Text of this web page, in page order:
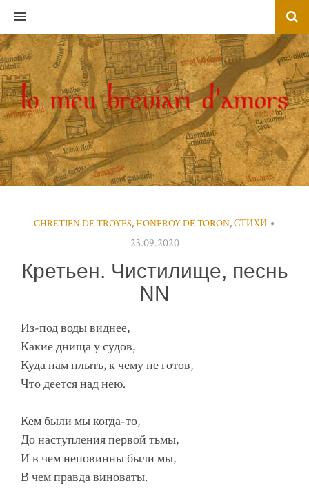
MENU
CHRETIEN DE TROYES,HONFROY DE TORON,СТИХИ
23.09.2020
Кретьен. Чистилище, песнь
NN
Из-под воды виднее,
Какие днища у судов,
Куда нам плыть, к чему не готов,
Что деется над нею.
Кем были мы когда-то,
До наступления первой тьмы,
И в чем неповинны были мы,
В чем правда виноваты.